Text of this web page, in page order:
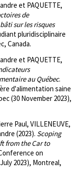
et PAQUETTE,
de
sur les risques
pluridisciplinaire
Canada.
et PAQUETTE,
au Québec.
d'alimentation saine
(30 November 2023),
Paul, VILLENEUVE,
(2023). Scoping
from the Car to
on
2023), Montreal,